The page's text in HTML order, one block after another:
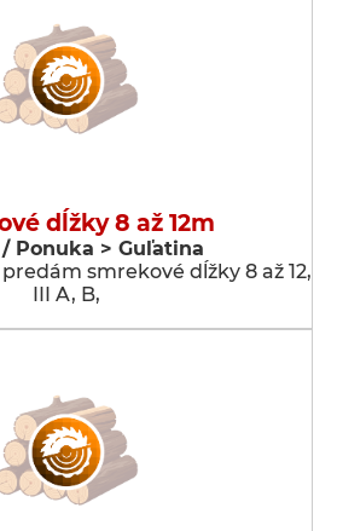
dĺžky 8 až 12m
Ponuka > Guľatina
smrekové dĺžky 8 až 12,
III A, B,